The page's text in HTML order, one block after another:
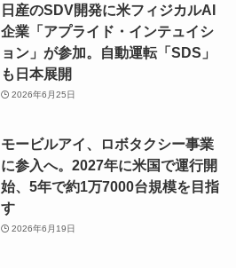
日産のSDV開発に米フィジカルAI
企業「アプライド・インテュイシ
ョン」が参加。自動運転「SDS」
も日本展開
2026年6月25日
モービルアイ、ロボタクシー事業
に参入へ。2027年に米国で運行開
始、5年で約1万7000台規模を目指
す
2026年6月19日